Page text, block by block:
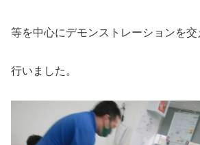
等を中心にデモンストレーションを交
行いました。